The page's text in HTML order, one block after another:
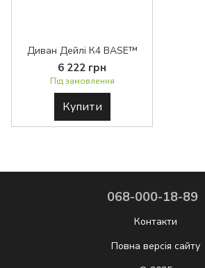
Диван Дейлі К4 BASE™
6 222 грн
Під замовлення
Купити
068-000-18-89
Контакти
Повна версія сайту